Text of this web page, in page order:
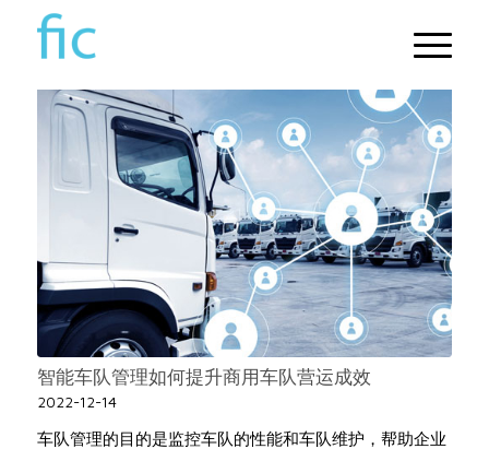
智能车队管理如何提升商用车队营运成效
2022-12-14
车队管理的目的是监控车队的性能和车队维护，帮助企业